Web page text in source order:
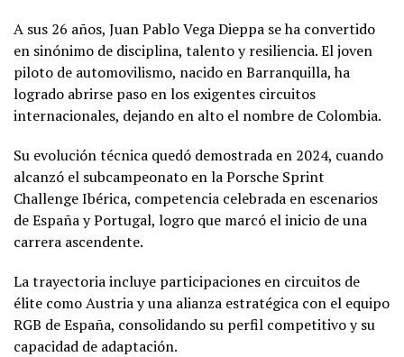
A sus 26 años, Juan Pablo Vega Dieppa se ha convertido
en sinónimo de disciplina, talento y resiliencia. El joven
piloto de automovilismo, nacido en Barranquilla, ha
logrado abrirse paso en los exigentes circuitos
internacionales, dejando en alto el nombre de Colombia.
Su evolución técnica quedó demostrada en 2024, cuando
alcanzó el subcampeonato en la Porsche Sprint
Challenge Ibérica, competencia celebrada en escenarios
de España y Portugal, logro que marcó el inicio de una
carrera ascendente.
La trayectoria incluye participaciones en circuitos de
élite como Austria y una alianza estratégica con el equipo
RGB de España, consolidando su perfil competitivo y su
capacidad de adaptación.